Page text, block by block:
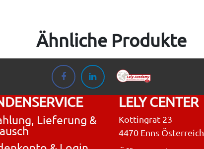
Ähnliche Produkte
Lieferung &
LELY CENTER
Kottingrat 23
4470 Enns Österreich